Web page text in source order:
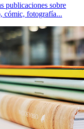
publicaciones sobre
cómic, fotografía...